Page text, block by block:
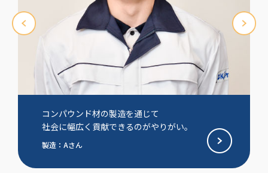
コンパウンド材の製造を通じて
社会に幅広く貢献できるのがやりがい。
製造：Aさん